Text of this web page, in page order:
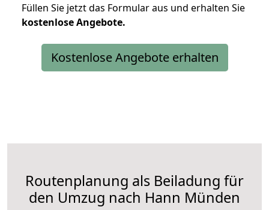
Füllen Sie jetzt das Formular aus und erhalten Sie
kostenloseAngebote.
Kostenlose Angebote erhalten
Routenplanung als Beiladung für
den Umzug nach Hann Münden